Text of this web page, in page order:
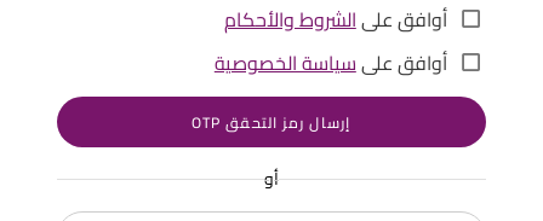
أوافق علىالشروط والأحكام
أوافق علىسياسة الخصوصية
إرسال رمز التحقق OTP
أو